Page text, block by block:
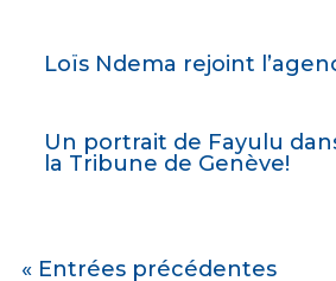
Loïs Ndema rejoint
Un portrait de Fayulu
la Tribune de Genève!
« Entrées précédentes